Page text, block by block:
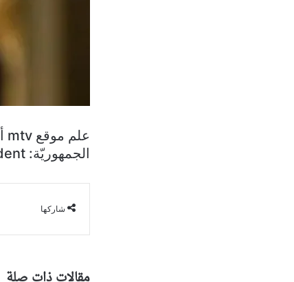
الجمهوريّة: president، فعلّق النائب هادي أبو الحسن ممازحاً: “إيه خلّي يعيشها!”.
شاركها